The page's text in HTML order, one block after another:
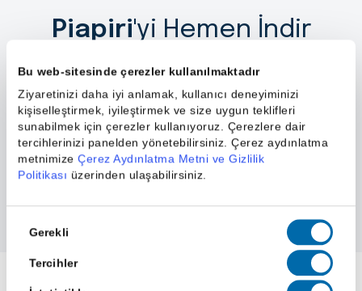
Bu web-sitesinde çerezler kullanılmaktadır
Ziyaretinizi daha iyi anlamak, kullanıcı deneyiminizi
kişiselleştirmek, iyileştirmek ve size uygun teklifleri
sunabilmek için çerezler kullanıyoruz. Çerezlere dair
tercihlerinizi panelden yönetebilirsiniz. Çerez aydınlatma
metnimize Çerez Aydınlatma Metni ve Gizlilik
Politikası üzerinden ulaşabilirsiniz.
Seçimi
Gerekli
Tercihler
Piapiri'yi Hemen İndir